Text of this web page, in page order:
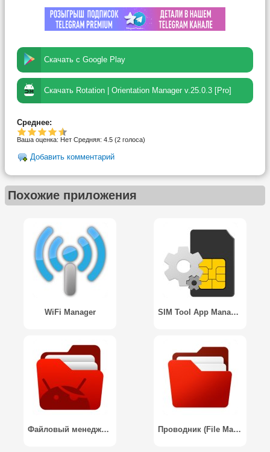
Скачать с Google Play
Скачать Rotation | Orientation Manager v.25.0.3 [Pro]
Среднее:
Ваша оценка: Нет Средняя: 4.5 (2 голоса)
Добавить комментарий
Похожие приложения
WiFi Manager SIM Tool App Manager
Файловый менеджер для суперпользователей / File Manager for Superusers Проводник (File Manager)